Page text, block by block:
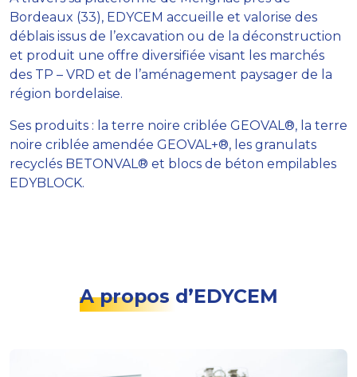
Bordeaux (33), EDYCEM accueille et valorise des
déblais issus de l’excavation ou de la déconstruction
et produit une offre diversifiée visant les marchés
des TP – VRD et de l’aménagement paysager de la
région bordelaise.
Ses produits : la terre noire criblée GEOVAL®, la terre
noire criblée amendée GEOVAL+®, les granulats
recyclés BETONVAL® et blocs de béton empilables
EDYBLOCK.
A propos d’EDYCEM